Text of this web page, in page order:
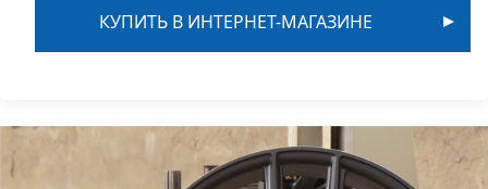
КУПИТЬ В ИНТЕРНЕТ-МАГАЗИНЕ